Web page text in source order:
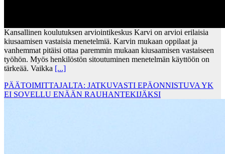
Kansallinen koulutuksen arviointikeskus Karvi on arvioi erilaisia
kiusaamisen vastaisia menetelmiä. Karvin mukaan oppilaat ja
vanhemmat pitäisi ottaa paremmin mukaan kiusaamisen vastaiseen
työhön. Myös henkilöstön sitoutuminen menetelmän käyttöön on
tärkeää. Vaikka [...]
PÄÄTOIMITTAJALTA: JATKUVASTI EPÄONNISTUVA YK
EI SOVELLU ENÄÄN RAUHANTEKIJÄKSI